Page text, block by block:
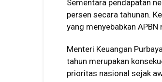
Sementara pendapatan
persen secara tahunan.
yang menyebabkan
Menteri Keuangan
tahun merupakan
prioritas nasional sejak